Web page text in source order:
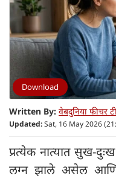
Download
Written By: वेबदुनिया फीचर
Updated:Sat, 16 May 2026
प्रत्येक नात्यात सुख-
लग्न झाले असेल आणि